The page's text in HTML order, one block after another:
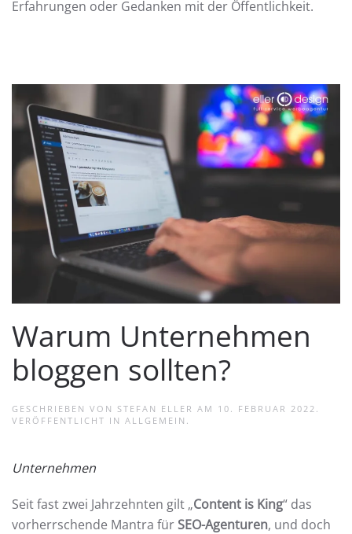
Erfahrungen oder Gedanken mit der Öffentlichkeit.
Warum Unternehmen
bloggen sollten?
GESCHRIEBEN VON STEFAN ELLER AM 10. FEBRUAR 2022
VERÖFFENTLICHT IN ALLGEMEIN
Unternehmen
Seit fast zwei Jahrzehnten gilt „Content is King“ das
vorherrschende Mantra fürSEO-Agenturen, und doch